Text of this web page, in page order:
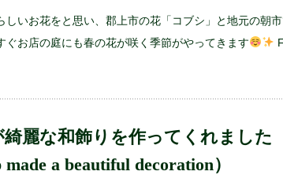
しいお花をと思い、郡上市の花「コブシ」と地元の朝
お店の庭にも春の花が咲く季節がやってきます
麗な和飾りを作ってくれました
a beautiful decoration）